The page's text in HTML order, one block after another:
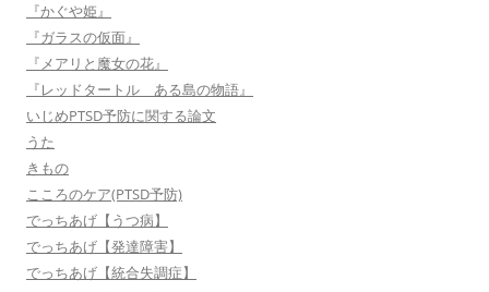
『かぐや姫』
『ガラスの仮面』
『メアリと魔女の花』
『レッドタートル ある島の物語』
いじめPTSD予防に関する論文
うた
きもの
こころのケア(PTSD予防)
でっちあげ【うつ病】
でっちあげ【発達障害】
でっちあげ【統合失調症】